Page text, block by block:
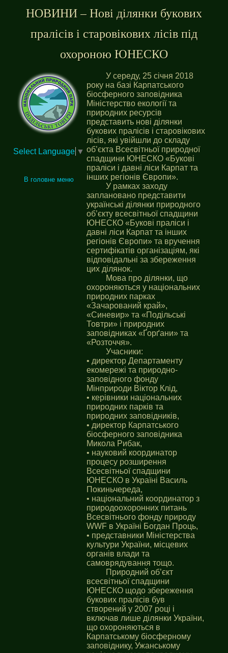
НОВИНИ – Нові ділянки букових
пралісів і старовікових лісів під
охороною ЮНЕСКО
Select Language ▼
В головне меню
У середу, 25 січня 2018
року на базі Карпатського
біосферного заповідника
Міністерство екології та
природних ресурсів
представить нові ділянки
букових пралісів і старовікових
лісів, які увійшли до складу
об’єкта Всесвітньої природної
спадщини ЮНЕСКО «Букові
праліси і давні ліси Карпат та
інших регіонів Європи».
У рамках заходу
заплановано представити
українські ділянки природного
об’єкту всесвітньої спадщини
ЮНЕСКО «Букові праліси і
давні ліси Карпат та інших
регіонів Європи» та вручення
сертифікатів організаціям, які
відповідальні за збереження
цих ділянок.
Мова про ділянки, що
охороняються у національних
природних парках
«Зачарований край»,
«Синевир» та «Подільські
Товтри» і природних
заповідниках «Ґорґани» та
«Розточчя».
Учасники:
• директор Департаменту
екомережі та природно-
заповідного фонду
Мінприроди Віктор Клід,
• керівники національних
природних парків та
природних заповідників,
• директор Карпатського
біосферного заповідника
Микола Рибак,
• науковий координатор
процесу розширення
Всесвітньої спадщини
ЮНЕСКО в Україні Василь
Покиньчереда,
• національний координатор з
природоохоронних питань
Всесвітнього фонду природу
WWF в Україні Богдан Проць,
• представники Міністерства
культури України, місцевих
органів влади та
самоврядування тощо.
Природний об’єкт
всесвітньої спадщини
ЮНЕСКО щодо збереження
букових пралісів був
створений у 2007 році і
включав лише ділянки України,
що охороняються в
Карпатському біосферному
заповіднику, Ужанському